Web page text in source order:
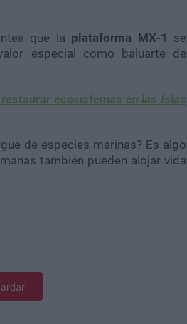
que la plataforma MX-1 se
especial como baluarte de
ecosistemas en las Islas
de especies marinas? Es algo
también pueden alojar vida